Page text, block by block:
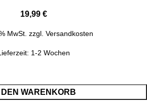
19,99 €
MwSt. zzgl. Versandkosten
1-2 Wochen
DEN WARENKORB